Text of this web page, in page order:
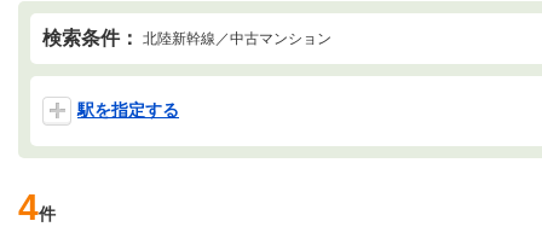
検索条件： 北陸新幹線／中古マンション
駅を指定する
4件